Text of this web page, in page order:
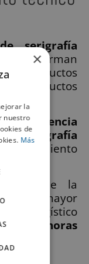
serigrafía
, conforman
productos
y productos
experiencia
serigrafía
de la
de mayor
logístico
o 48 horas
×
la
nuestro
de
Más